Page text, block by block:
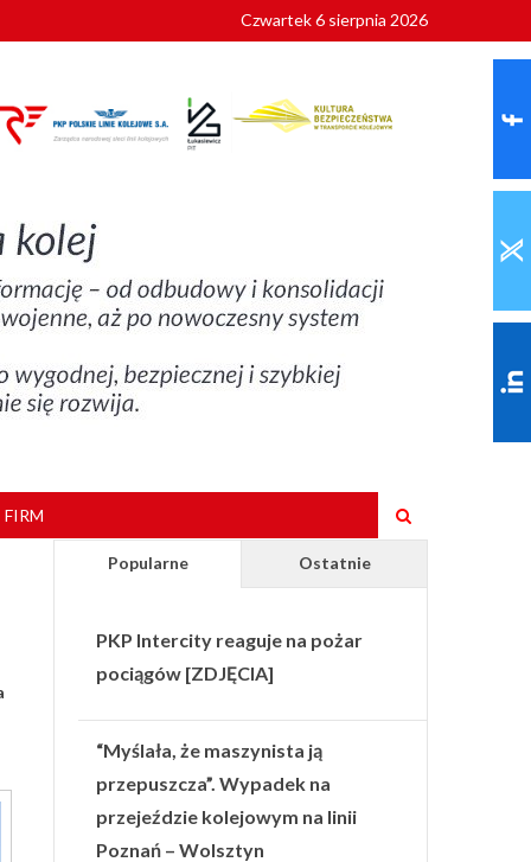
roku
Czwartek 6 sierpnia 2026
Popularne Ostatnie
PKP Intercity reaguje na pożar
pociągów [ZDJĘCIA]
“Myślała, że maszynista ją
przepuszcza”. Wypadek na
przejeździe kolejowym na linii
Poznań – Wolsztyn